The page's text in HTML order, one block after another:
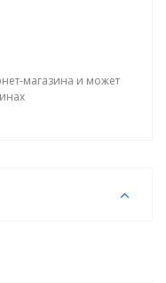
магазина и может